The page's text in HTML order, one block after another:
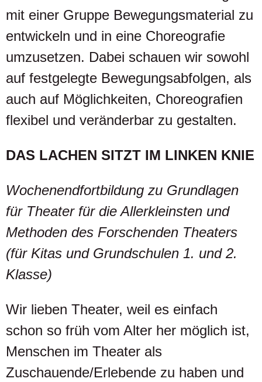
mit einer Gruppe Bewegungsmaterial zu
entwickeln und in eine Choreografie
umzusetzen. Dabei schauen wir sowohl
auf festgelegte Bewegungsabfolgen, als
auch auf Möglichkeiten, Choreografien
flexibel und veränderbar zu gestalten.
DAS LACHEN SITZT IM LINKEN KNIE
Wochenendfortbildung zu Grundlagen
für Theater für die Allerkleinsten und
Methoden des Forschenden Theaters
(für Kitas und Grundschulen 1. und 2.
Klasse)
Wir lieben Theater, weil es einfach
schon so früh vom Alter her möglich ist,
Menschen im Theater als
Zuschauende/Erlebende zu haben und